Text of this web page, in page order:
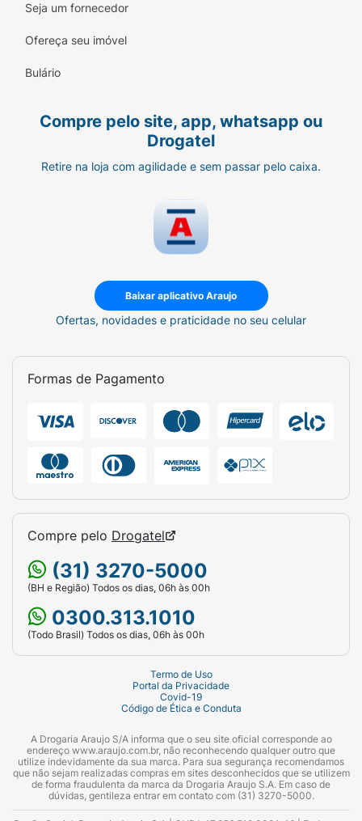
Seja um fornecedor
Ofereça seu imóvel
Bulário
Compre pelo site, app, whatsapp ou
Drogatel
Retire na loja com agilidade e sem passar pelo caixa.
Baixar aplicativo Araujo
Ofertas, novidades e praticidade no seu celular
Formas de Pagamento
Compre pelo Drogatel
(31) 3270-5000
(BH e Região) Todos os dias, 06h às 00h
0300.313.1010
(Todo Brasil) Todos os dias, 06h às 00h
Termo de Uso
Portal da Privacidade
Covid-19
Código de Ética e Conduta
A Drogaria Araujo S/A informa que o seu site oficial corresponde ao
endereço www.araujo.com.br, não reconhecendo qualquer outro que
utilize indevidamente da sua marca. Para sua segurança recomendamos
que não sejam realizadas compras em sites desconhecidos que se utilizem
de forma fraudulenta da marca da Drogaria Araujo S.A. Em caso de
dúvidas, gentileza entrar em contato com (31) 3270-5000.